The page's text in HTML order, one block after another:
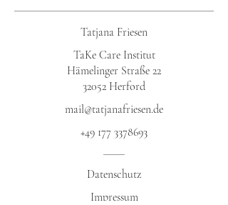
Tatjana Friesen
TaKe Care Institut
Hämelinger Straße 22
32052 Herford​
mail@tatjanafriesen.de
+49 177 3378693
Datenschutz​
Impressum